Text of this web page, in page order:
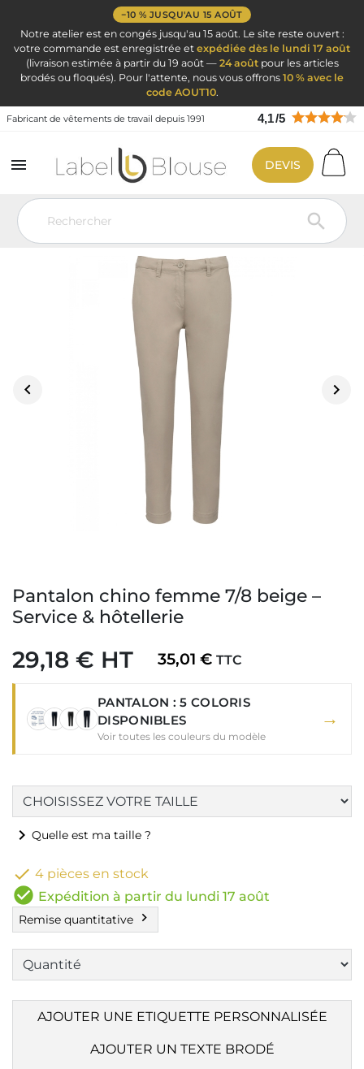
−10 % JUSQU'AU 15 AOÛT
Notre atelier est en congés jusqu'au 15 août. Le site reste ouvert :
votre commande est enregistrée et expédiée dès le lundi 17 août
(livraison estimée à partir du 19 août — 24 aoûtpour les articles
brodés ou floqués). Pour l'attente, nous vous offrons 10 % avec le
code AOUT10.
Fabricant de vêtements de travail depuis 1991 4,1/5


DEVIS
Vêtement de travail Vêtement Service Accueil & Hôtelier
Pantalon
 
Pantalon chino femme 7/8 beige –
Service & hôtellerie
29,18 € HT 35,01 € TTC
PANTALON : 5 COLORIS
DISPONIBLES
Voir toutes les couleurs du modèle
→
chevron_right Quelle est ma taille ?
 4 pièces en stock
check_circle Expédition à partir du lundi 17 août
Remise quantitative chevron_right
AJOUTER UNE ETIQUETTE PERSONNALISÉE
AJOUTER UN TEXTE BRODÉ